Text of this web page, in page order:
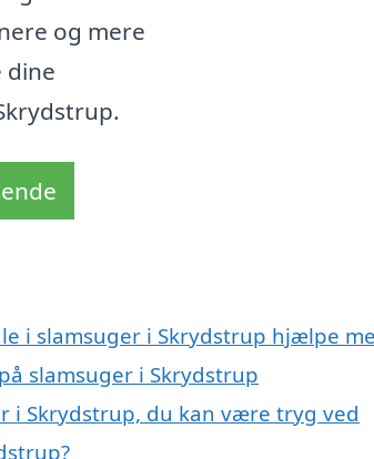
og mere
dine
i slamsuger i Skrydstrup hjælpe
slamsuger i Skrydstrup
i Skrydstrup, du kan være tryg ved